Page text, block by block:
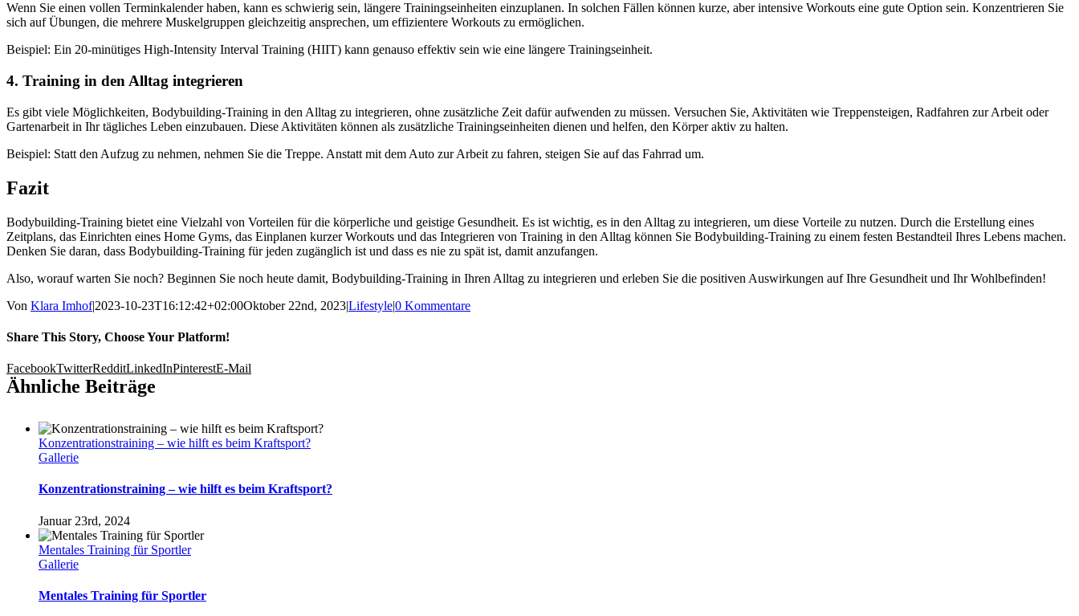
Wenn Sie einen vollen Terminkalender haben, kann es schwierig sein, längere Trainingseinheiten einzuplanen. In solchen Fällen können kurze, aber intensive Workouts eine gute Option sein. Konzentrieren Sie
sich auf Übungen, die mehrere Muskelgruppen gleichzeitig ansprechen, um effizientere Workouts zu ermöglichen.
Beispiel: Ein 20-minütiges High-Intensity Interval Training (HIIT) kann genauso effektiv sein wie eine längere Trainingseinheit.
4. Training in den Alltag integrieren
Es gibt viele Möglichkeiten, Bodybuilding-Training in den Alltag zu integrieren, ohne zusätzliche Zeit dafür aufwenden zu müssen. Versuchen Sie, Aktivitäten wie Treppensteigen, Radfahren zur Arbeit oder
Gartenarbeit in Ihr tägliches Leben einzubauen. Diese Aktivitäten können als zusätzliche Trainingseinheiten dienen und helfen, den Körper aktiv zu halten.
Beispiel: Statt den Aufzug zu nehmen, nehmen Sie die Treppe. Anstatt mit dem Auto zur Arbeit zu fahren, steigen Sie auf das Fahrrad um.
Fazit
Bodybuilding-Training bietet eine Vielzahl von Vorteilen für die körperliche und geistige Gesundheit. Es ist wichtig, es in den Alltag zu integrieren, um diese Vorteile zu nutzen. Durch die Erstellung eines
Zeitplans, das Einrichten eines Home Gyms, das Einplanen kurzer Workouts und das Integrieren von Training in den Alltag können Sie Bodybuilding-Training zu einem festen Bestandteil Ihres Lebens machen.
Denken Sie daran, dass Bodybuilding-Training für jeden zugänglich ist und dass es nie zu spät ist, damit anzufangen.
Also, worauf warten Sie noch? Beginnen Sie noch heute damit, Bodybuilding-Training in Ihren Alltag zu integrieren und erleben Sie die positiven Auswirkungen auf Ihre Gesundheit und Ihr Wohlbefinden!
Von Klara Imhof|2023-10-23T16:12:42+02:00Oktober 22nd, 2023|Lifestyle|0 Kommentare
Share This Story, Choose Your Platform!
FacebookTwitterRedditLinkedInPinterestE-Mail
Ähnliche Beiträge
Konzentrationstraining – wie hilft es beim Kraftsport?
Gallerie
Konzentrationstraining – wie hilft es beim Kraftsport?
Januar 23rd, 2024
Mentales Training für Sportler
Gallerie
Mentales Training für Sportler